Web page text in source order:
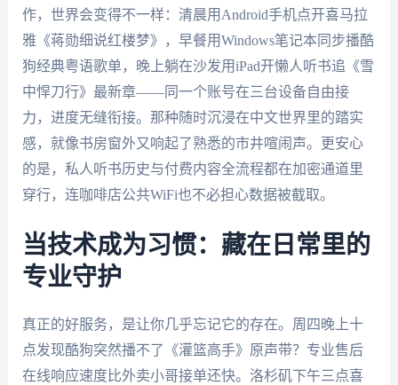
作，世界会变得不一样：清晨用Android手机点开喜马拉
雅《蒋勋细说红楼梦》，早餐用Windows笔记本同步播酷
狗经典粤语歌单，晚上躺在沙发用iPad开懒人听书追《雪
中悍刀行》最新章——同一个账号在三台设备自由接
力，进度无缝衔接。那种随时沉浸在中文世界里的踏实
感，就像书房窗外又响起了熟悉的市井喧闹声。更安心
的是，私人听书历史与付费内容全流程都在加密通道里
穿行，连咖啡店公共WiFi也不必担心数据被截取。
当技术成为习惯：藏在日常里的
专业守护
真正的好服务，是让你几乎忘记它的存在。周四晚上十
点发现酷狗突然播不了《灌篮高手》原声带？专业售后
在线响应速度比外卖小哥接单还快。洛杉矶下午三点喜